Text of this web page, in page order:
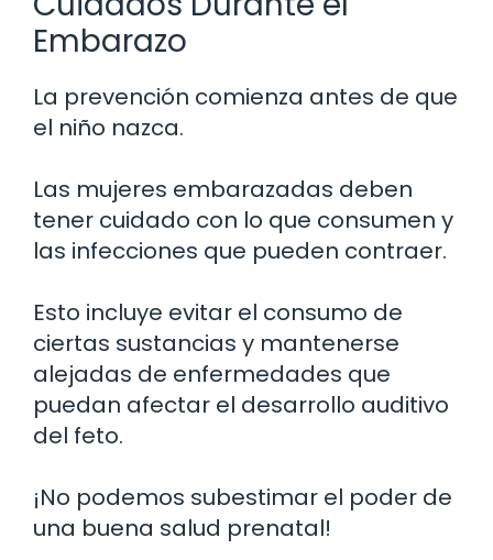
Embarazo
La prevención comienza antes de que
el niño nazca.
Las mujeres embarazadas deben
tener cuidado con lo que consumen y
las infecciones que pueden contraer.
Esto incluye evitar el consumo de
ciertas sustancias y mantenerse
alejadas de enfermedades que
puedan afectar el desarrollo auditivo
del feto.
¡No podemos subestimar el poder de
una buena salud prenatal!